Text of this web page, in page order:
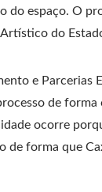
do espaço. O
do
e Parcerias
de
ocorre
forma que